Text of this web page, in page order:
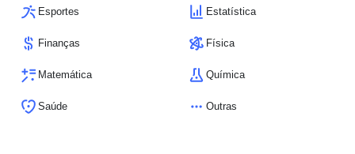
Esportes Estatística
Finanças Física
Matemática Química
Saúde Outras